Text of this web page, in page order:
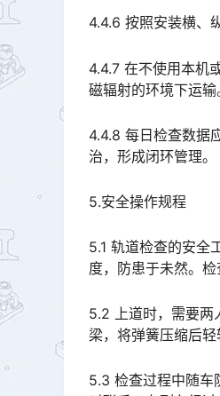
4.4.6 按照安装横、
4.4.7 在不使用本机
磁辐射的环境下运输
4.4.8 每日检查数据
治，形成闭环管理。
5.安全操作规程
5.1 轨道检查的安全
度，防患于未然。
5.2 上道时，需要两
梁，将弹簧压缩后
5.3 检查过程中随车